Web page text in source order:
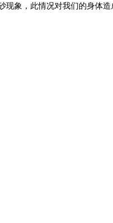
现象，此情况对我们的身体